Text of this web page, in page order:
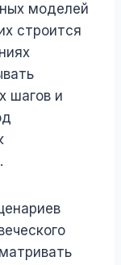
моделей
строится
шагов и